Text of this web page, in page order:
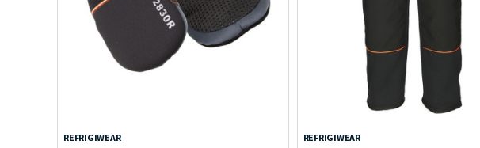
REFRIGIWEAR REFRIGIWEAR